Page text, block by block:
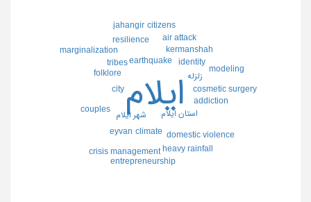
ايلام
earthquake
شهر ايلام استان ايلام
زلزله
city
climate
identity
kermanshah
resilience
tribes
addiction
air attack
citizens
cosmetic surgery
couples
crisis management
domestic violence
entrepreneurship
eyvan
folklore
heavy rainfall
jahangir
marginalization
modeling